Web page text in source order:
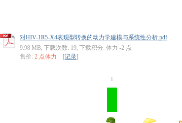
对HIV-1R5-X4表现型转换的动力学建模与系统性分析.pdf
9.98 MB, 下载次数: 19, 下载积分: 体力 -2 点
售价: 2 点体力 [记录]
1